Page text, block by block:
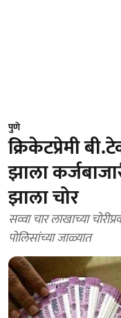
पुणे
क्रिकेटप्रेमी
झाला
झाला चोर
सव्वा चार लाखाच्या
पोलिसांच्या जाळ्यात